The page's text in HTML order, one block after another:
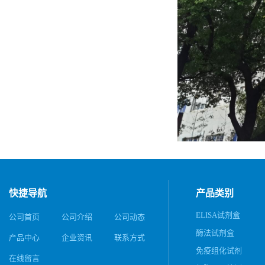
快捷导航
公司首页 公司介绍 公司动态
产品中心 企业资讯 联系方式
在线留言
产品类别
ELISA试剂盒
酶法试剂盒
免疫组化试剂